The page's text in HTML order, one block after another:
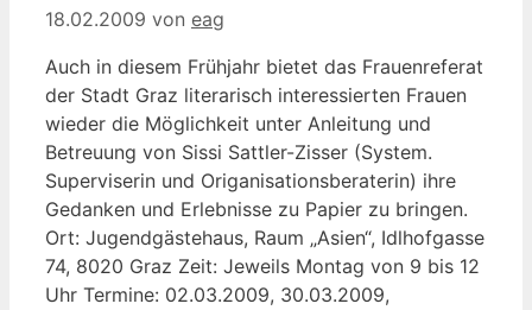
18.02.2009 von eag
Auch in diesem Frühjahr bietet das Frauenreferat
der Stadt Graz literarisch interessierten Frauen
wieder die Möglichkeit unter Anleitung und
Betreuung von Sissi Sattler-Zisser (System.
Superviserin und Origanisationsberaterin) ihre
Gedanken und Erlebnisse zu Papier zu bringen.
Ort: Jugendgästehaus, Raum „Asien“, Idlhofgasse
74, 8020 Graz Zeit: Jeweils Montag von 9 bis 12
Uhr Termine: 02.03.2009, 30.03.2009,